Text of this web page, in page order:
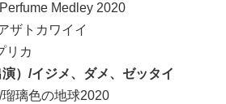
Medley 2020
ザトカワイイ
リカ
）/イジメ、ダメ、ゼッタイ
璃色の地球2020